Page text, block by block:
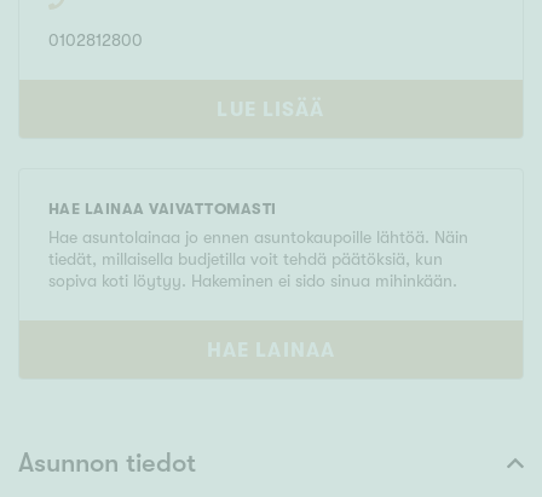
0102812800
LUE LISÄÄ
HAE LAINAA VAIVATTOMASTI
Hae asuntolainaa jo ennen asuntokaupoille lähtöä. Näin
tiedät, millaisella budjetilla voit tehdä päätöksiä, kun
sopiva koti löytyy. Hakeminen ei sido sinua mihinkään.
HAE LAINAA
Asunnon tiedot